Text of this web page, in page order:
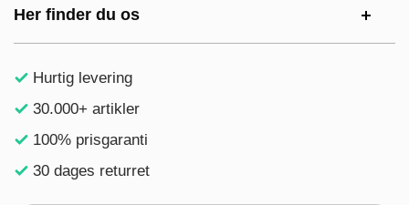
Her finder du os
Hurtig levering
30.000+ artikler
100% prisgaranti
30 dages returret